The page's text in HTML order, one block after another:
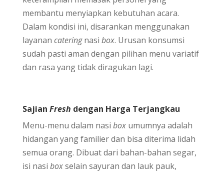
membantu menyiapkan kebutuhan acara.
Dalam kondisi ini, disarankan menggunakan
layanan cateringnasi box. Urusan konsumsi
sudah pasti aman dengan pilihan menu variatif
dan rasa yang tidak diragukan lagi.
Sajian Fresh dengan Harga Terjangkau
Menu-menu dalam nasi boxumumnya adalah
hidangan yang familier dan bisa diterima lidah
semua orang. Dibuat dari bahan-bahan segar,
isi nasi boxselain sayuran dan lauk pauk,